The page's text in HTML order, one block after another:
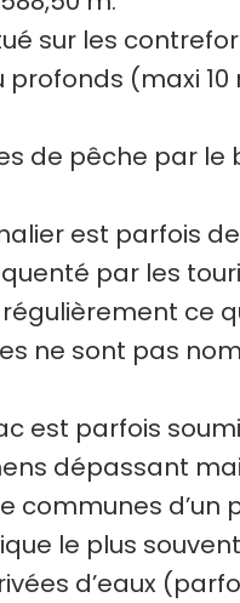
sur les
(maxi
de pêche par
est parfois
par les
ce
ne sont pas
est parfois
dépassant
communes
le plus
d’eaux